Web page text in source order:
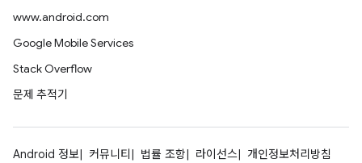
www.android.com
Google Mobile Services
Stack Overflow
문제 추적기
Android 정보 커뮤니티 법률 조항 라이선스
개인정보처리방침